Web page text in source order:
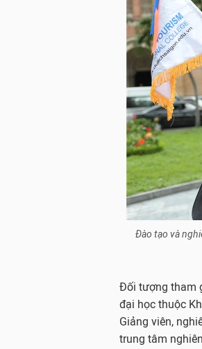
Đào tạo và
Đối tượng tham
đại học thuộc
Giảng viên,
trung tâm